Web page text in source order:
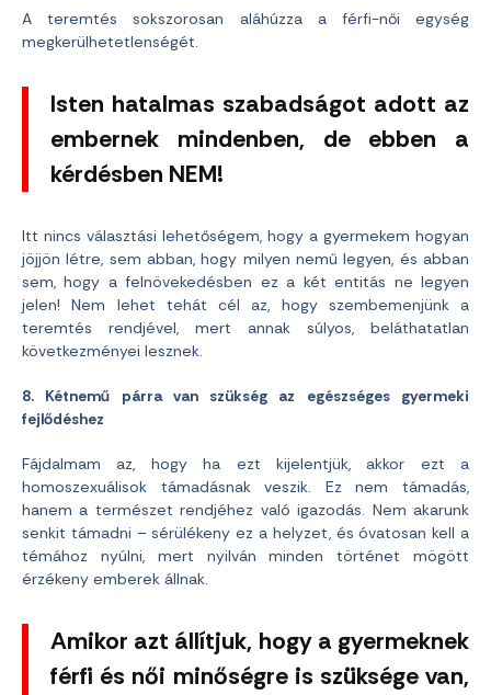
A teremtés sokszorosan aláhúzza a férfi-női egység
megkerülhetetlenségét.
Isten hatalmas szabadságot adott az
embernek mindenben, de ebben a
kérdésben NEM!
Itt nincs választási lehetőségem, hogy a gyermekem hogyan
jöjjön létre, sem abban, hogy milyen nemű legyen, és abban
sem, hogy a felnövekedésben ez a két entitás ne legyen
jelen! Nem lehet tehát cél az, hogy szembemenjünk a
teremtés rendjével, mert annak súlyos, beláthatatlan
következményei lesznek.
8. Kétnemű párra van szükség az egészséges gyermeki
fejlődéshez
Fájdalmam az, hogy ha ezt kijelentjük, akkor ezt a
homoszexuálisok támadásnak veszik. Ez nem támadás,
hanem a természet rendjéhez való igazodás. Nem akarunk
senkit támadni – sérülékeny ez a helyzet, és óvatosan kell a
témához nyúlni, mert nyilván minden történet mögött
érzékeny emberek állnak.
Amikor azt állítjuk, hogy a gyermeknek
férfi és női minőségre is szüksége van,